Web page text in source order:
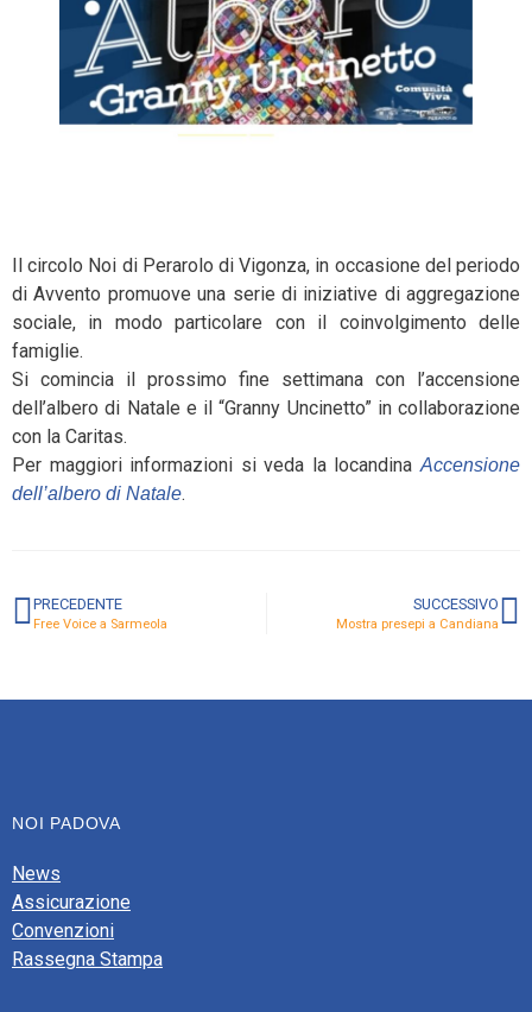
Il circolo Noi di Perarolo di Vigonza, in occasione del periodo
di Avvento promuove una serie di iniziative di aggregazione
sociale, in modo particolare con il coinvolgimento delle
famiglie.
Si comincia il prossimo fine settimana con l’accensione
dell’albero di Natale e il “Granny Uncinetto” in collaborazione
con la Caritas.
Per maggiori informazioni si veda la locandina Accensione
dell’albero di Natale.
PRECEDENTE
Free Voice a Sarmeola
SUCCESSIVO
Mostra presepi a Candiana
NOI PADOVA
News
Assicurazione
Convenzioni
Rassegna Stampa